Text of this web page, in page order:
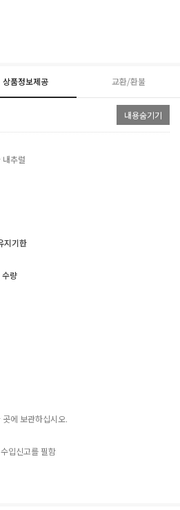
상품정보제공 교환/환불
내용숨기기
내추럴
지기한
수량
에 보관하십시오.
입신고를 필함